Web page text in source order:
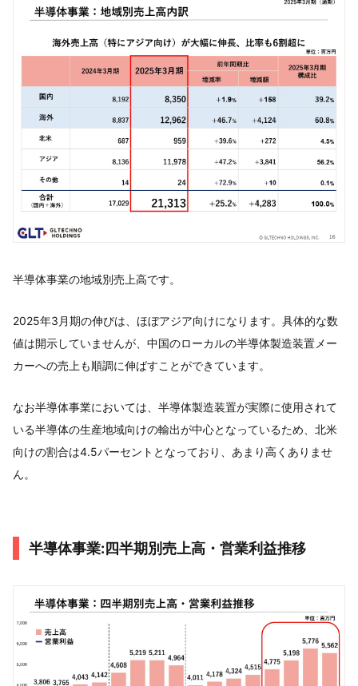
半導体事業の地域別売上高です。
2025年3月期の伸びは、ほぼアジア向けになります。具体的な数
値は開示していませんが、中国のローカルの半導体製造装置メー
カーへの売上も順調に伸ばすことができています。
なお半導体事業においては、半導体製造装置が実際に使用されて
いる半導体の生産地域向けの輸出が中心となっているため、北米
向けの割合は4.5パーセントとなっており、あまり高くありませ
ん。
半導体事業:四半期別売上高・営業利益推移